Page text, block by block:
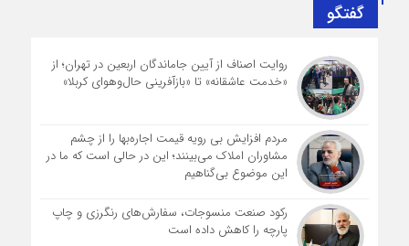
گفتگو
روایت اصناف از آیین جاماندگان اربعین در تهران؛ از
«خدمت عاشقانه» تا «بازآفرینی حال‌وهوای کربلا»
مردم افزایش بی رویه قیمت اجاره‌بها را از چشم
مشاوران املاک می‌بینند؛ این در حالی است که ما در
این موضوع بی‌گناهیم
رکود صنعت منسوجات، سفارش‌های رنگرزی و چاپ
پارچه را کاهش داده است